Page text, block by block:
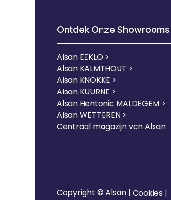
Ontdek Onze Showrooms
Alsan EEKLO >
Alsan KALMTHOUT >
Alsan KNOKKE >
Alsan KUURNE >
Alsan Hentonic MALDEGEM >
Alsan WETTEREN >
Centraal magazijn van Alsan
Copyright © Alsan | Cookies |